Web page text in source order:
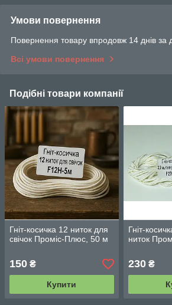
Умови повернення
Повернення товару впродовж 14 днів за
Всі умови повернення
Подібні товари компанії
Гніт-косичка 12 ниток для
свічок Проміс-Плюс, 50 ​​м
150 ₴
Купити
Гніт-
ниток
230₴